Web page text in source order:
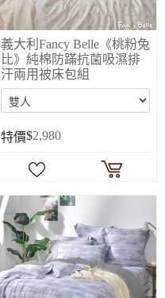
義大利Fancy Belle《桃粉兔
比》純棉防蹣抗菌吸濕排
汗兩用被床包組
特價$2,980